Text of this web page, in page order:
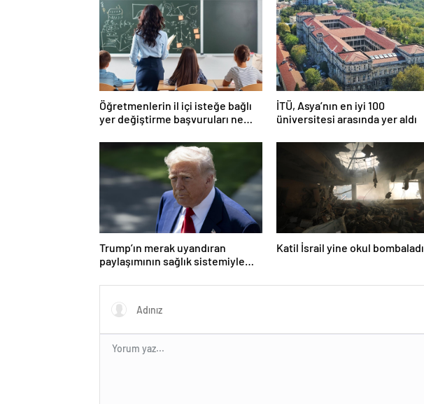
Öğretmenlerin il içi isteğe bağlı
yer değiştirme başvuruları ne
İTÜ, Asya’nın en iyi 100
üniversitesi arasında yer aldı
Trump’ın merak uyandıran
paylaşımının sağlık sistemiyle
Katil İsrail yine okul bombaladı